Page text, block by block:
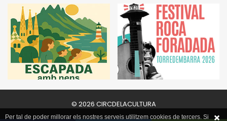
© 2026 CIRCDELACULTURA
Per tal de poder millorar els nostres serveis utilitzem cookies de tercers. Si